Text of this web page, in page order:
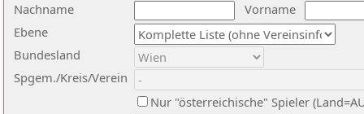
Nachname
Vorname
Ebene
Bundesland
Spgem./Kreis/Verein
Nur "österreichische" Spieler